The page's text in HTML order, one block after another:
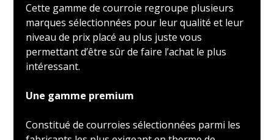
Cette gamme de courroie regroupe plusieurs
marques sélectionnées pour leur qualité et leur
niveau de prix placé au plus juste vous
permettant d’être sûr de faire l’achat le plus
intéressant.
Une gamme premium
Constitué de courroies sélectionnées parmi les